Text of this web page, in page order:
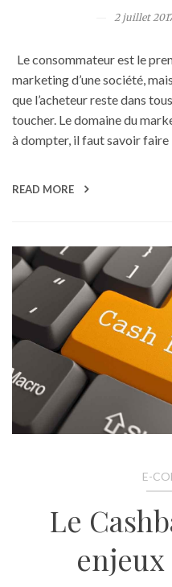
2 juillet
Le consommateur est le
marketing d’une société,
que l’acheteur reste dans
toucher. Le domaine du
à dompter, il faut savoir
READ MORE
E-
Le
enjeux